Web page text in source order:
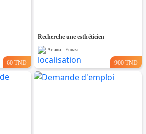
60 TND
Recherche une esthéticien
Ariana , Ennasr
900 TND